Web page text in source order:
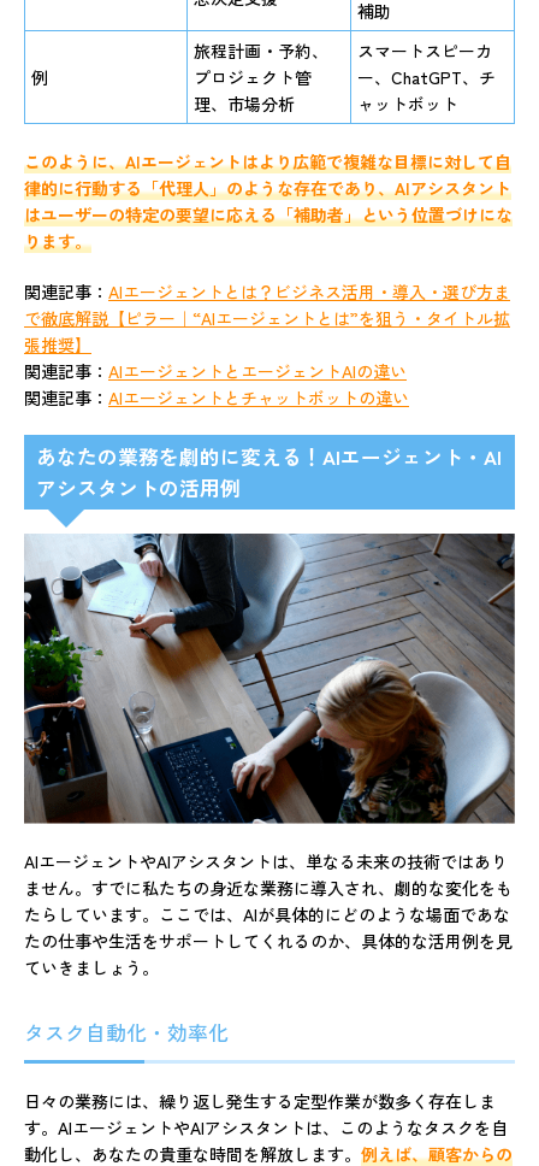
補助
例
旅程計画・予約、
プロジェクト管
理、市場分析
スマートスピーカ
ー、ChatGPT、チ
ャットボット
このように、AIエージェントはより広範で複雑な目標に対して自
律的に行動する「代理人」のような存在であり、AIアシスタント
はユーザーの特定の要望に応える「補助者」という位置づけにな
ります。
関連記事： AIエージェントとは？ビジネス活用・導入・選び方ま
で徹底解説【ピラー｜“AIエージェントとは”を狙う・タイトル拡
張推奨】
関連記事： AIエージェントとエージェントAIの違い
関連記事： AIエージェントとチャットボットの違い
あなたの業務を劇的に変える！AIエージェント・AI
アシスタントの活用例
AIエージェントやAIアシスタントは、単なる未来の技術ではあり
ません。すでに私たちの身近な業務に導入され、劇的な変化をも
たらしています。ここでは、AIが具体的にどのような場面であな
たの仕事や生活をサポートしてくれるのか、具体的な活用例を見
ていきましょう。
タスク自動化・効率化
日々の業務には、繰り返し発生する定型作業が数多く存在しま
す。AIエージェントやAIアシスタントは、このようなタスクを自
動化し、あなたの貴重な時間を解放します。 例えば、顧客からの